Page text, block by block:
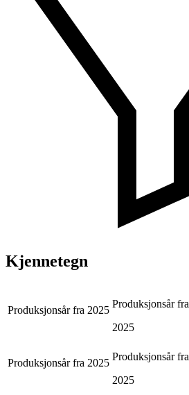
Kjennetegn
Produksjonsår fra 2025
Produksjonsår fra
2025
Produksjonsår fra 2025
Produksjonsår fra
2025